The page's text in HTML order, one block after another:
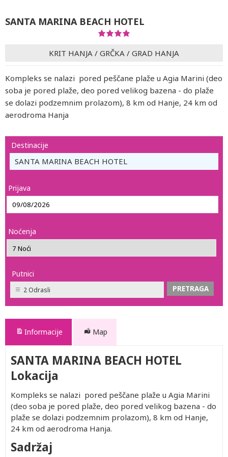
SANTA MARINA BEACH HOTEL
KRIT HANJA / GRČKA / GRAD HANJA
Kompleks se nalazi pored peščane plaže u Agia Marini (deo
soba je pored plaže, deo pored velikog bazena - do plaže
se dolazi podzemnim prolazom), 8 km od Hanje, 24 km od
aerodroma Hanja
Destinacije
SANTA MARINA BEACH HOTEL
Prijava
Noćenja
Putnici
2 Odrasli
Informacije Map
SANTA MARINA BEACH HOTEL
Lokacija
Kompleks se nalazi pored peščane plaže u Agia Marini
(deo soba je pored plaže, deo pored velikog bazena - do
plaže se dolazi podzemnim prolazom), 8 km od Hanje,
24 km od aerodroma Hanja.
Sadržaj